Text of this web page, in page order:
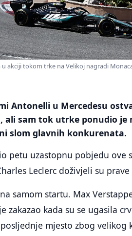
akciji tokom trke na Velikoj nagradi
Antonelli u Mercedesu
ali sam tok utrke ponudio je
slom glavnih konkurenata.
petu uzastopnu pobjedu ove
Leclerc doživjeli su
samom startu. Max
zakazao kada su se ugasila
mjesto zbog velikog